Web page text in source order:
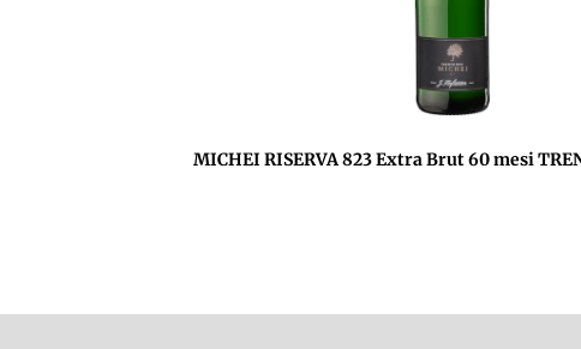
MICHEI RISERVA 823 Extra Brut 60 mesi